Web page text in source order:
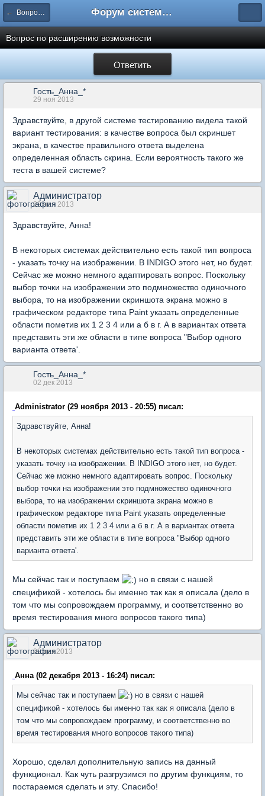
← Вопросы составления тестов Форум системы тестирования INDIGO
Вопрос по расширению возможности
Ответить
Гость_Анна_*
29 ноя 2013
Здравствуйте, в другой системе тестированию видела такой
вариант тестирования: в качестве вопроса был скриншет
экрана, в качестве правильного ответа выделена
определенная область скрина. Если вероятность такого же
теста в вашей системе?
Администратор
29 ноя 2013
Здравствуйте, Анна!
В некоторых системах действительно есть такой тип вопроса
- указать точку на изображении. В INDIGO этого нет, но будет.
Сейчас же можно немного адаптировать вопрос. Поскольку
выбор точки на изображении это подмножество одиночного
выбора, то на изображении скриншота экрана можно в
графическом редакторе типа Paint указать определенные
области пометив их 1 2 3 4 или а б в г. А в вариантах ответа
представить эти же области в типе вопроса "Выбор одного
варианта ответа'.
Гость_Анна_*
02 дек 2013
Administrator (29 ноября 2013 - 20:55) писал:
Здравствуйте, Анна!
В некоторых системах действительно есть такой тип вопроса -
указать точку на изображении. В INDIGO этого нет, но будет.
Сейчас же можно немного адаптировать вопрос. Поскольку
выбор точки на изображении это подмножество одиночного
выбора, то на изображении скриншота экрана можно в
графическом редакторе типа Paint указать определенные
области пометив их 1 2 3 4 или а б в г. А в вариантах ответа
представить эти же области в типе вопроса "Выбор одного
варианта ответа'.
Мы сейчас так и поступаем
но в связи с нашей
спецификой - хотелось бы именно так как я описала (дело в
том что мы сопровождаем программу, и соответственно во
время тестирования много вопросов такого типа)
Администратор
02 дек 2013
Анна (02 декабря 2013 - 16:24) писал:
Мы сейчас так и поступаем
но в связи с нашей
спецификой - хотелось бы именно так как я описала (дело в
том что мы сопровождаем программу, и соответственно во
время тестирования много вопросов такого типа)
Хорошо, сделал дополнительную запись на данный
функционал. Как чуть разгрузимся по другим функциям, то
постараемся сделать и эту. Спасибо!